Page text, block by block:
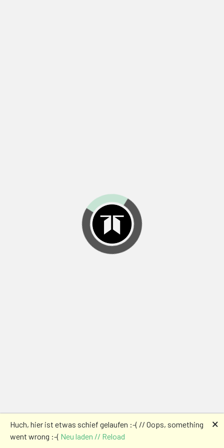
Huch, hier ist etwas schief gelaufen :-( // Oops, something
went wrong :-( Neu laden // Reload
🗙